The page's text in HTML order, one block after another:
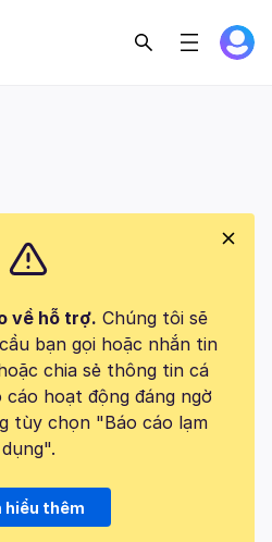
về hỗ trợ. Chúng tôi sẽ
bạn gọi hoặc nhắn tin
chia sẻ thông tin cá
cáo hoạt động đáng ngờ
tùy chọn "Báo cáo lạm
dụng".
hiểu thêm